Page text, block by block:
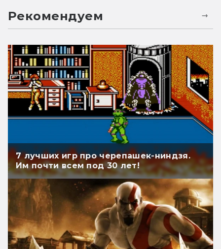
Рекомендуем
7 лучших игр про черепашек-ниндзя.
Им почти всем под 30 лет!